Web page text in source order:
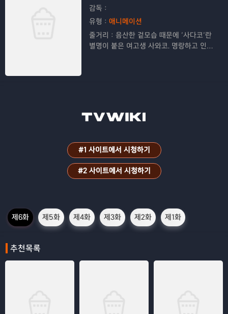
감독：
유형： 애니메이션
줄거리： 음산한 겉모습 때문에 ‘사다코’란
별명이 붙은 여고생 사와코. 명랑하고 인기
#1 사이트에서 시청하기
#2 사이트에서 시청하기
제6화 제5화 제4화 제3화 제2화 제1화
추천목록